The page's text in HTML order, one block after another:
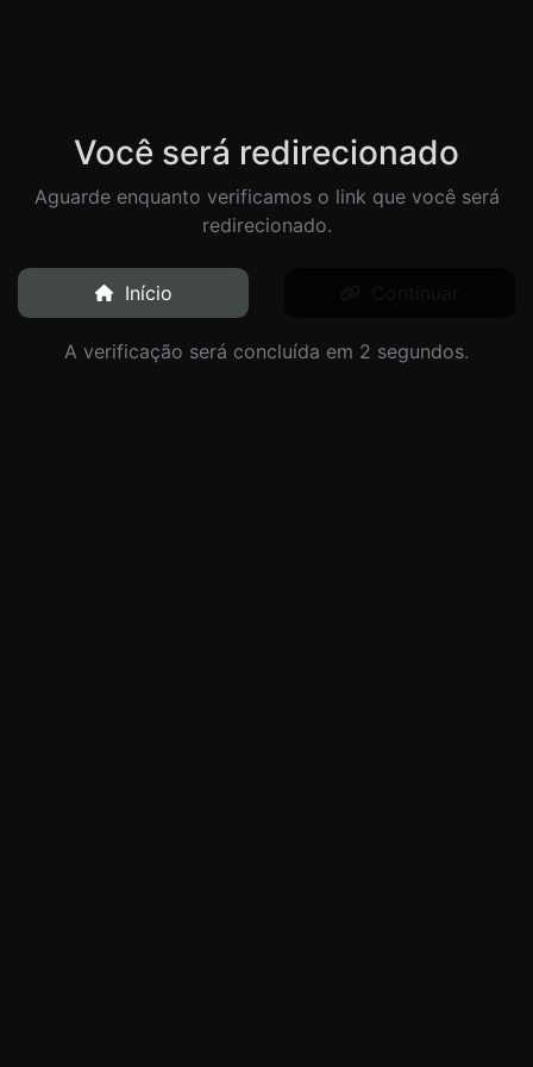
Você será redirecionado
Aguarde enquanto verificamos o link que você será
redirecionado.
Início
A verificação será concluída em 2 segundos.